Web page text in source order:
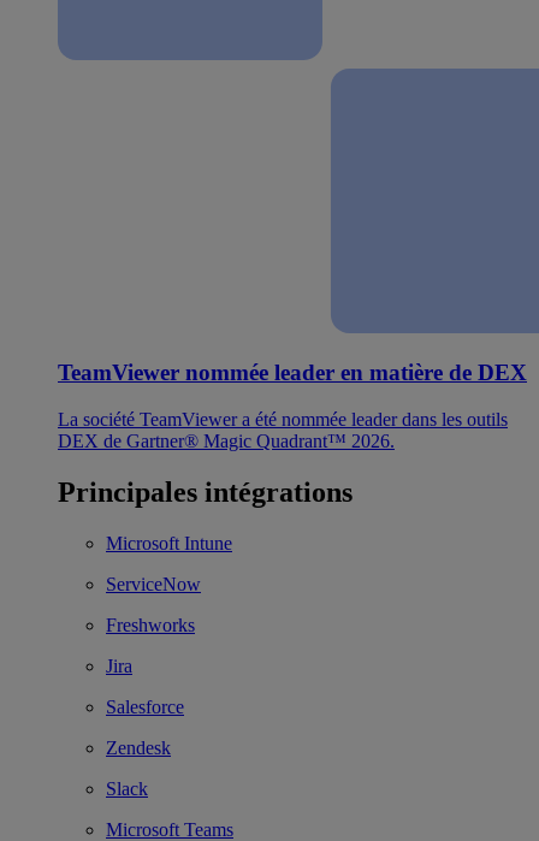
TeamViewer nommée leader en matière de DEX
La société TeamViewer a été nommée leader dans les outils
DEX de Gartner® Magic Quadrant™ 2026.
Principales intégrations
Microsoft Intune
ServiceNow
Freshworks
Jira
Salesforce
Zendesk
Slack
Microsoft Teams